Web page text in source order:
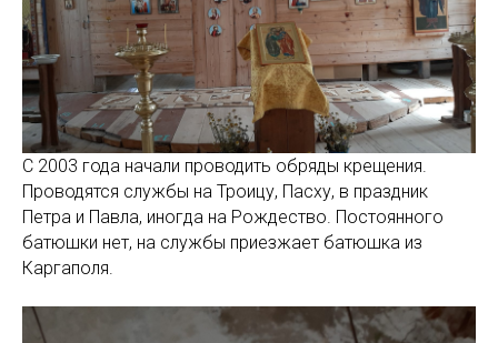
С 2003 года начали проводить обряды крещения.
Проводятся службы на Троицу, Пасху, в праздник
Петра и Павла, иногда на Рождество. Постоянного
батюшки нет, на службы приезжает батюшка из
Каргаполя.